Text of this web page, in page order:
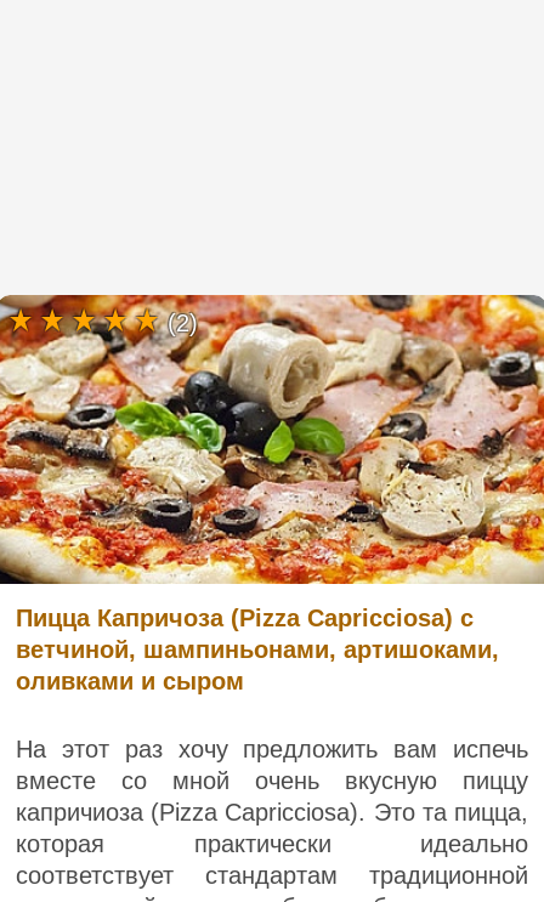
Пицца Капричоза (Pizza Capricciosa) с
ветчиной, шампиньонами, артишоками,
оливками и сыром
На этот раз хочу предложить вам испечь
вместе со мной очень вкусную пиццу
капричиоза (Pizza Capricciosa). Это та пицца,
которая практически идеально
соответствует стандартам традиционной
(2)